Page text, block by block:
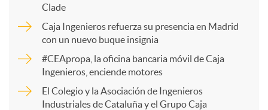
r
Clade
Caja Ingenieros refuerza su presencia en Madrid
con un nuevo buque insignia
#CEApropa, la oficina bancaria móvil de Caja
Ingenieros, enciende motores
El Colegio y la Asociación de Ingenieros
Industriales de Cataluña y el Grupo Caja